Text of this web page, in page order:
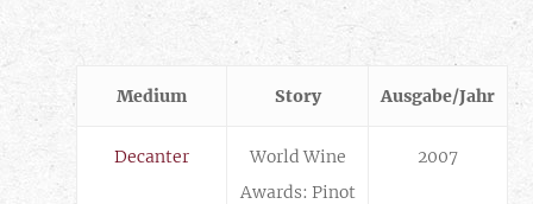
Medium Story Ausgabe/Jahr
Decanter
World Wine
Awards: Pinot
2007